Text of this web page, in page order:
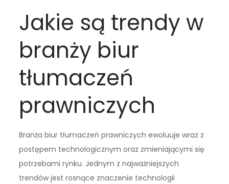
Jakie są trendy w
branży biur
tłumaczeń
prawniczych
Branża biur tłumaczeń prawniczych ewoluuje wraz z
postępem technologicznym oraz zmieniającymi się
potrzebami rynku. Jednym z najważniejszych
trendów jest rosnące znaczenie technologii